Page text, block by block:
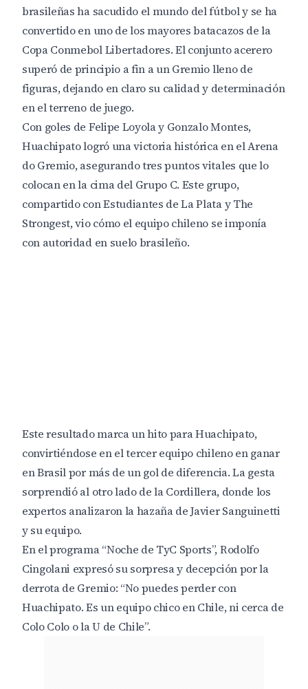
brasileñas ha sacudido el mundo del fútbol y se ha
convertido en uno de los mayores batacazos de la
Copa Conmebol Libertadores. El conjunto acerero
superó de principio a fin a un Gremio lleno de
figuras, dejando en claro su calidad y determinación
en el terreno de juego.
Con goles de Felipe Loyola y Gonzalo Montes,
Huachipato logró una victoria histórica en el Arena
do Gremio, asegurando tres puntos vitales que lo
colocan en la cima del Grupo C. Este grupo,
compartido con Estudiantes de La Plata y The
Strongest, vio cómo el equipo chileno se imponía
con autoridad en suelo brasileño.
Este resultado marca un hito para Huachipato,
convirtiéndose en el tercer equipo chileno en ganar
en Brasil por más de un gol de diferencia. La gesta
sorprendió al otro lado de la Cordillera, donde los
expertos analizaron la hazaña de Javier Sanguinetti
y su equipo.
En el programa “Noche de TyC Sports”, Rodolfo
Cingolani expresó su sorpresa y decepción por la
derrota de Gremio: “No puedes perder con
Huachipato. Es un equipo chico en Chile, ni cerca de
Colo Colo o la U de Chile”.